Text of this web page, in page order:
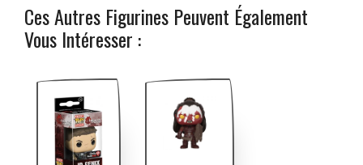
Ces Autres Figurines Peuvent Également
Vous Intéresser :